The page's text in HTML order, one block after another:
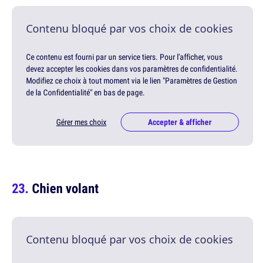
Contenu bloqué par vos choix de cookies
Ce contenu est fourni par un service tiers. Pour l'afficher, vous
devez accepter les cookies dans vos paramètres de confidentialité.
Modifiez ce choix à tout moment via le lien "Paramètres de Gestion
de la Confidentialité" en bas de page.
Gérer mes choix Accepter & afficher
Chien volant
Contenu bloqué par vos choix de cookies